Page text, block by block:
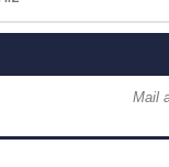
Mail